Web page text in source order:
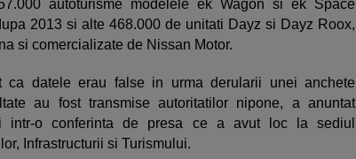
autoturisme modelele ek Wagon si ek Space
2013 si alte 468.000 de unitati Dayz si Dayz Roox,
si comercializate de Nissan Motor.
ca datele erau false in urma derularii unei anchete
au fost transmise autoritatilor nipone, a anuntat
intr-o conferinta de presa ce a avut loc la sediul
Infrastructurii si Turismului.